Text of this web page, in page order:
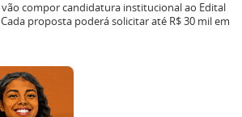
vão compor candidatura institucional ao Edital
Cada proposta poderá solicitar até R$ 30 mil em